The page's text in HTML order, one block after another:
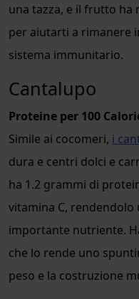
una tazza, e il frutto
per aiutarti a rimanere
sistema immunitario.
Cantalupo
Proteine per 100
Simile ai cocomeri, i
dura e centri dolci e
ha 1.2 grammi di
vitamina C,
importante nutriente.
che lo rende uno
peso e la costruzione